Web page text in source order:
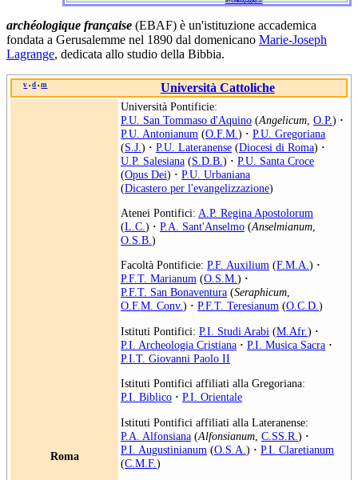
archéologique française (EBAF) è un'istituzione accademica
fondata a Gerusalemme nel 1890 dal domenicano Marie-Joseph
Lagrange, dedicata allo studio della Bibbia.
v • d • m Università Cattoliche
Roma
Università Pontificie:
P.U. San Tommaso d'Aquino (Angelicum O.P.) ·
P.U. Antonianum (O.F.M. ) · P.U. Gregoriana
(S.J. ) · P.U. Lateranense (Diocesi di Roma) ·
U.P. Salesiana (S.D.B. ) · P.U. Santa Croce
(Opus Dei) · P.U. Urbaniana
(Dicastero per l'evangelizzazione)
Atenei Pontifici: A.P. Regina Apostolorum
(L.C. ) · P.A. Sant'Anselmo (Anselmianum
O.S.B. )
Facoltà Pontificie: P.F. Auxilium (F.M.A.) ·
P.F.T. Marianum (O.S.M.) ·
P.F.T. San Bonaventura (Seraphicum,
O.F.M. Conv.) · P.F.T. Teresianum (O.C.D.)
Istituti Pontifici: P.I. Studi Arabi (M.Afr.) ·
P.I. Archeologia Cristiana · P.I. Musica Sacra ·
P.I.T. Giovanni Paolo II
Istituti Pontifici affiliati alla Gregoriana:
P.I. Biblico · P.I. Orientale
Istituti Pontifici affiliati alla Lateranense:
P.A. Alfonsiana (Alfonsianum C.SS.R. ) ·
P.I. Augustinianum (O.S.A. ) · P.I. Claretianum
(C.M.F.)